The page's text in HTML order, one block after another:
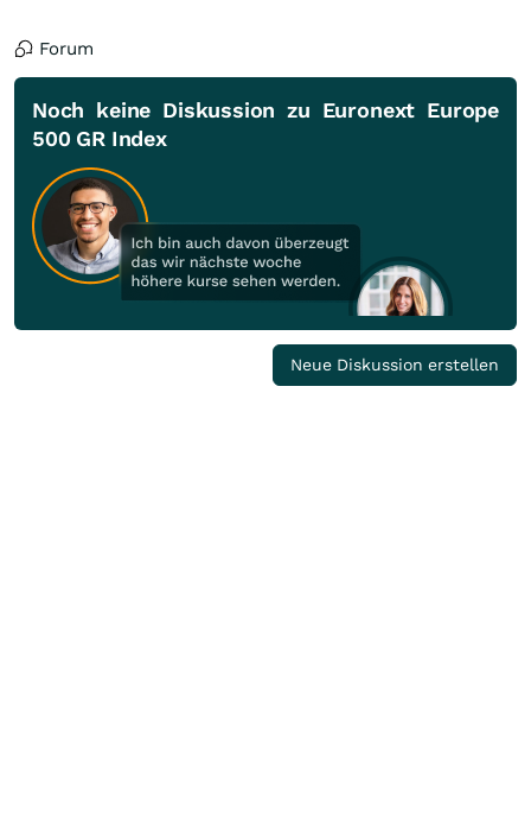
Forum
Noch keine Diskussion zu Euronext Europe
500 GR Index
Neue Diskussion erstellen